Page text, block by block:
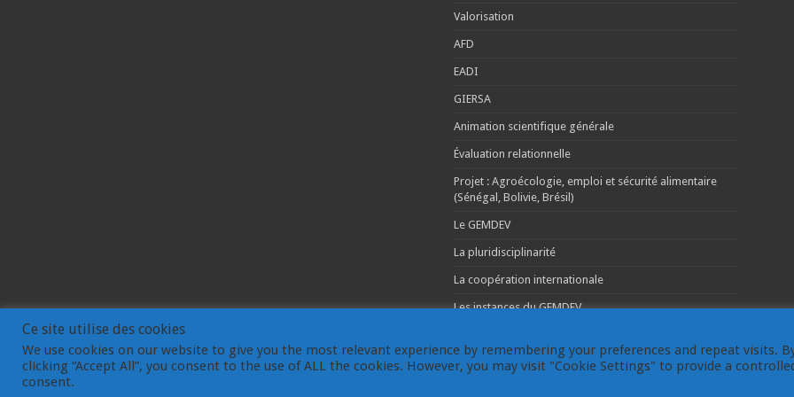
Valorisation
AFD
EADI
GIERSA
Animation scientifique générale
Évaluation relationnelle
Projet : Agroécologie, emploi et sécurité alimentaire
(Sénégal, Bolivie, Brésil)
Le GEMDEV
La pluridisciplinarité
La coopération internationale
Les instances du GEMDEV
© Gemdev 2003-2023
Ce site utilise des cookies
We use cookies on our website to give you the most relevant experience by remembering your preferences and repeat visits.
clicking “Accept All”, you consent to the use of ALL the cookies. However, you may visit "Cookie Settings" to provide a
consent.